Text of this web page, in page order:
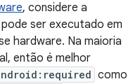
, considere a
ser executado em
hardware. Na maioria
então é melhor
como